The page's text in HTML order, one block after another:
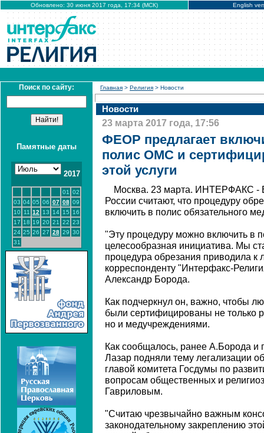
Обновлено: 30 июня 2017 года, 17:34 (МСК) English
Поиск по сайту:
Памятные даты
2017
01
02
03 04 05 06 07 08 09
10
11 12 13 14 15
16
17 18 19 20 21 22 23
24 25 26 27 28 29 30
31
Главная > Религия > Новости
Новости
23 марта 2017 года, 17:56
ФЕОР предлагает
полис ОМС и
этой услуги
Москва. 23 марта. ИНТЕРФАКС -
России считают, что процедуру
включить в полис обязательного
"Эту процедуру можно включить в
целесообразная инициатива. Мы
процедура обрезания приводила к
корреспонденту "Интерфакс-
Александр Борода.
Как подчеркнул он, важно, чтобы
были сертифицированы не только
но и медучреждениями.
Как сообщалось, ранее А.Борода и
Лазар подняли тему легализации
главой комитета Госдумы по
вопросам общественных и
Гавриловым.
"Считаю чрезвычайно важным
законодательному закреплению